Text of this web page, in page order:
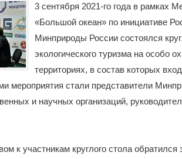
3 сентября 2021-го года в рамках
«Большой океан» по инициативе
Минприроды России состоялся
экологического туризма на особо
территориях, в состав которых
мероприятия стали представители
и научных организаций,
к участникам круглого стола обратился